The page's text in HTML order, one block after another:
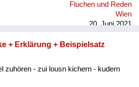
Fluchen und Reden
Wien
20. Juni 2021
+ Erklärung + Beispielsatz
zuhören - zui lousn kichern - kudern